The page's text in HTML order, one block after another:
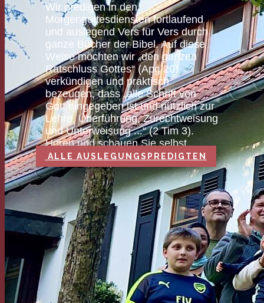
Wir predigen in den
Morgengottesdiensten fortlaufend
und auslegend Vers für Vers durch
ganze Bücher der Bibel. Auf diese
Weise möchten wir „den ganzen
Ratschluss Gottes“ (Apg 20)
verkündigen und praktisch
bezeugen, dass „alle Schrift von
Gott eingegeben ist und nützlich zur
Lehre, Überführung, Zurechtweisung
und Unterweisung ...“ (2 Tim 3).
Hören und schauen Sie selbst.
ALLE AUSLEGUNGSPREDIGTEN